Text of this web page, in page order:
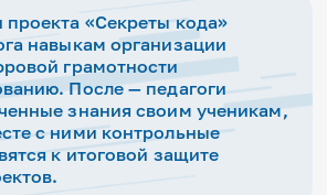
проекта «Секреты кода»
навыкам организации
грамотности
После — педагоги
знания своим ученикам,
с ними контрольные
к итоговой защите